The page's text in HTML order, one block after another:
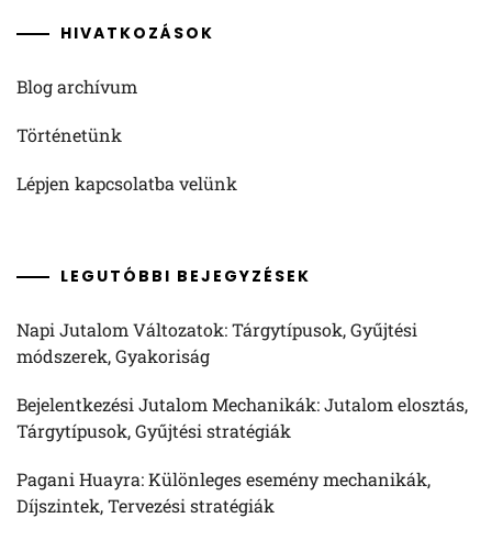
HIVATKOZÁSOK
Blog archívum
Történetünk
Lépjen kapcsolatba velünk
LEGUTÓBBI BEJEGYZÉSEK
Napi Jutalom Változatok: Tárgytípusok, Gyűjtési
módszerek, Gyakoriság
Bejelentkezési Jutalom Mechanikák: Jutalom elosztás,
Tárgytípusok, Gyűjtési stratégiák
Pagani Huayra: Különleges esemény mechanikák,
Díjszintek, Tervezési stratégiák